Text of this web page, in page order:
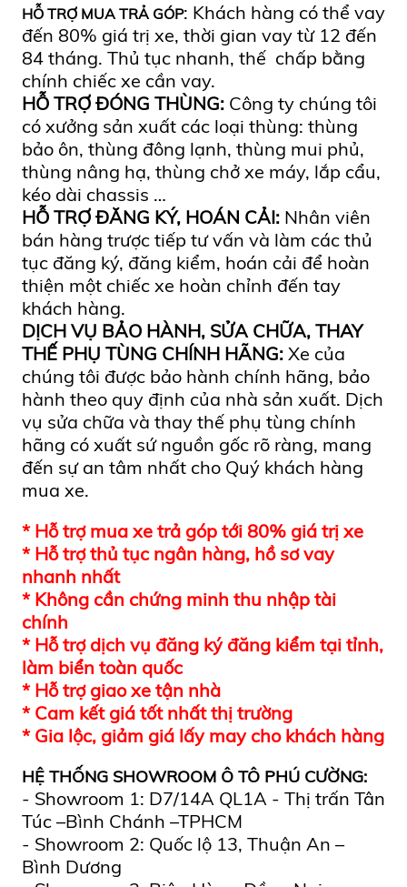
HỖ TRỢ MUA TRẢ GÓP: Khách hàng có thể vay
đến 80% giá trị xe, thời gian vay từ 12 đến
84 tháng. Thủ tục nhanh, thế chấp bằng
chính chiếc xe cần vay.
HỖ TRỢ ĐÓNG THÙNG: Công ty chúng tôi
có xưởng sản xuất các loại thùng: thùng
bảo ôn, thùng đông lạnh, thùng mui phủ,
thùng nâng hạ, thùng chở xe máy, lắp cẩu,
kéo dài chassis …
HỖ TRỢ ĐĂNG KÝ, HOÁN CẢI: Nhân viên
bán hàng trược tiếp tư vấn và làm các thủ
tục đăng ký, đăng kiểm, hoán cải để hoàn
thiện một chiếc xe hoàn chỉnh đến tay
khách hàng.
DỊCH VỤ BẢO HÀNH, SỬA CHỮA, THAY
THẾ PHỤ TÙNG CHÍNH HÃNG: Xe của
chúng tôi được bảo hành chính hãng, bảo
hành theo quy định của nhà sản xuất. Dịch
vụ sửa chữa và thay thế phụ tùng chính
hãng có xuất sứ nguồn gốc rõ ràng, mang
đến sự an tâm nhất cho Quý khách hàng
mua xe.
* Hỗ trợ mua xe trả góp tới 80% giá trị xe
* Hỗ trợ thủ tục ngân hàng, hồ sơ vay
nhanh nhất
* Không cần chứng minh thu nhập tài
chính
* Hỗ trợ dịch vụ đăng ký đăng kiểm tại tỉnh,
làm biển toàn quốc
* Hỗ trợ giao xe tận nhà
* Cam kết giá tốt nhất thị trường
* Gia lộc, giảm giá lấy may cho khách hàng
HỆ THỐNG SHOWROOM Ô TÔ PHÚ CƯỜNG:
- Showroom 1: D7/14A QL1A - Thị trấn Tân
Túc –Bình Chánh –TPHCM
- Showroom 2: Quốc lộ 13, Thuận An –
Bình Dương